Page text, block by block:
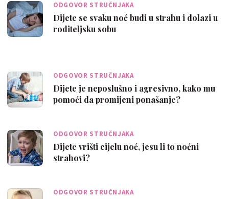
ODGOVOR STRUČNJAKA
Dijete se svaku noć budi u strahu i dolazi u
roditeljsku sobu
ODGOVOR STRUČNJAKA
Dijete je neposlušno i agresivno, kako mu
pomoći da promijeni ponašanje?
ODGOVOR STRUČNJAKA
Dijete vrišti cijelu noć, jesu li to noćni
strahovi?
ODGOVOR STRUČNJAKA